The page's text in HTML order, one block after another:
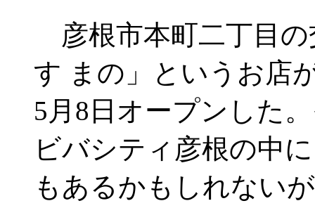
彦根市本町二丁目の
す まの」というお店
5月8日オープンした
ビバシティ彦根の中
もあるかもしれない